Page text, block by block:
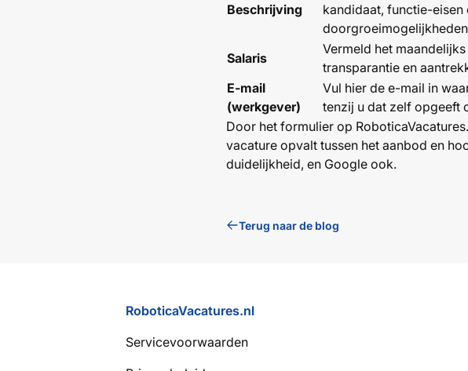
Beschrijving
kandidaat, functie-eisen
Salaris
Vermeld het
transparantie en
E-mail
(werkgever)
Vul hier de e-mail in
tenzij u dat zelf opgeeft
Door het formulier op
vacature opvalt tussen het aanbod en
duidelijkheid, en Google ook.
Terug naar de blog
RoboticaVacatures.nl
Servicevoorwaarden